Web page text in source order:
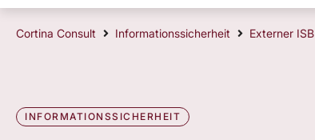
Cortina Consult Informationssicherheit Externer ISB
INFORMATIONSSICHERHEIT